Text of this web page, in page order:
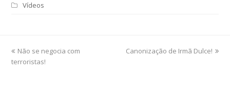
Vídeos
previous
post:
Não se negocia com
terroristas!
next
Canonização de Irmã Dulce!